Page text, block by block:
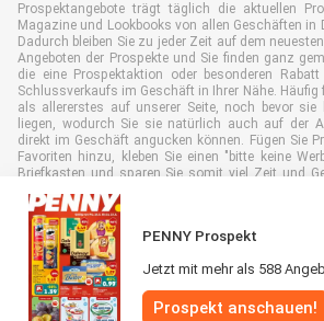
PENNY Prospekt
Jetzt mit mehr als 588
Prospekt anschauen!
Prospektangebote trägt täglich die aktuellen
Magazine und Lookbooks von allen Geschäften
Dadurch bleiben Sie zu jeder Zeit auf dem
Angeboten der Prospekte und Sie finden ganz
die eine Prospektaktion oder besonderen
Schlussverkaufs im Geschäft in Ihrer Nähe. Häufig
als allererstes auf unserer Seite, noch bevor sie
liegen, wodurch Sie sie natürlich auch auf der
direkt im Geschäft angucken können. Fügen Sie
Favoriten hinzu, kleben Sie einen "bitte keine
Briefkasten und sparen Sie somit viel Zeit und
ist.
Alle Rechte vorbehalten © Prospektangebote.de